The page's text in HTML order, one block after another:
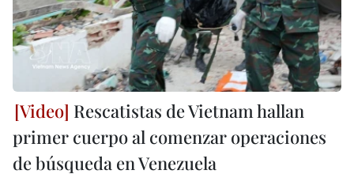
Rescatistas de Vietnam hallan
primer cuerpo al comenzar operaciones
de búsqueda en Venezuela